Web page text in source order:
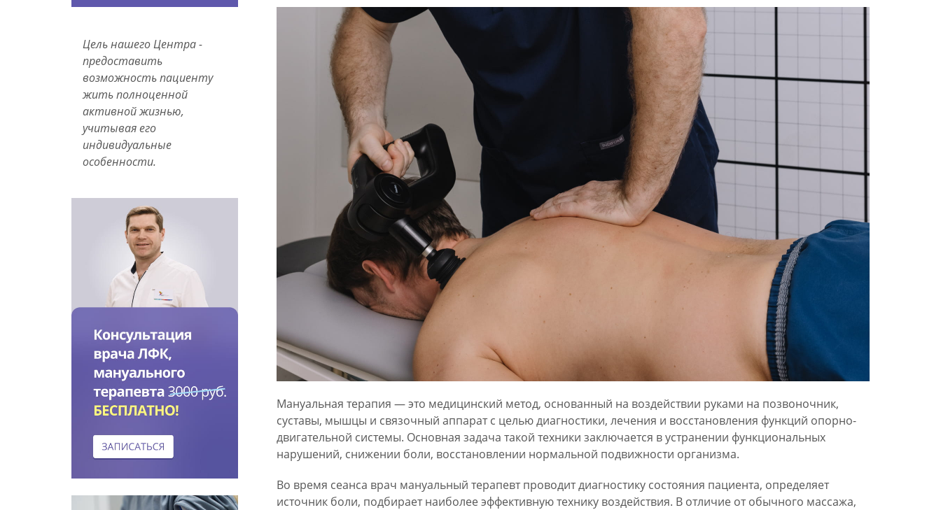
Цель нашего Центра -
предоставить
возможность пациенту
жить полноценной
активной жизнью,
учитывая его
индивидуальные
особенности.
Мануальная терапия — это медицинский метод, основанный на воздействии руками на позвоночник,
суставы, мышцы и связочный аппарат с целью диагностики, лечения и восстановления функций опорно-
двигательной системы. Основная задача такой техники заключается в устранении функциональных
нарушений, снижении боли, восстановлении нормальной подвижности организма.
Во время сеанса врач мануальный терапевт проводит диагностику состояния пациента, определяет
источник боли, подбирает наиболее эффективную технику воздействия. В отличие от обычного массажа,